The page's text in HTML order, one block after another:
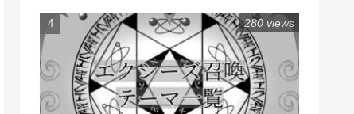
280 views